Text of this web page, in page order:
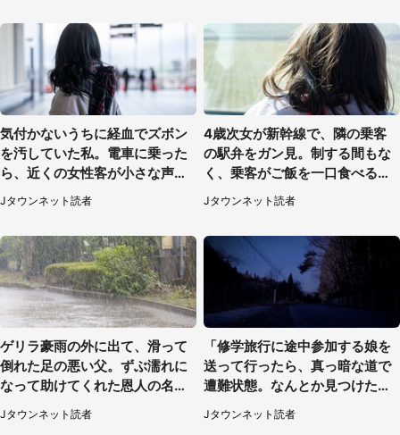
気付かないうちに経血でズボン
を汚していた私。電車に乗った
ら、近くの女性客が小さな声で
（千葉県・10代女性）
Jタウンネット読者
4歳次女が新幹線で、隣の乗客
の駅弁をガン見。制する間もな
く、乗客がご飯を一口食べると
（茨城県・50代女性）
Jタウンネット読者
ゲリラ豪雨の外に出て、滑って
倒れた足の悪い父。ずぶ濡れに
なって助けてくれた恩人の名前
Jタウンネット読者
「修学旅行に途中参加する娘を
送って行ったら、真っ暗な道で
遭難状態。なんとか見つけた民
家に助けを求めると、住人の男
性が...」
Jタウンネット読者